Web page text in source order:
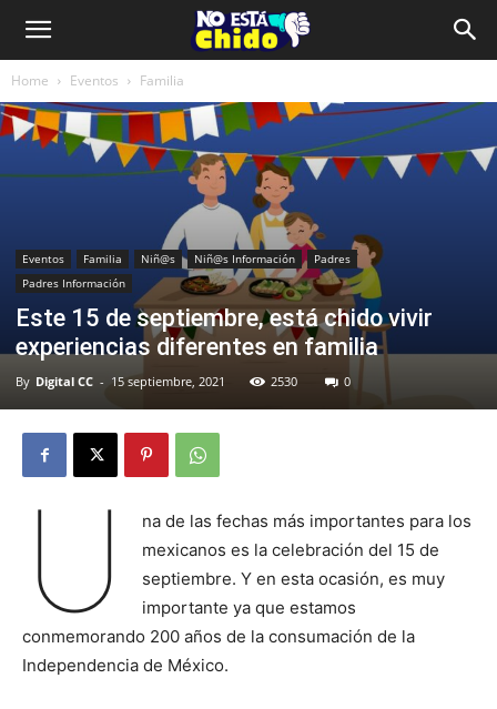
Home Eventos Familia
Eventos Familia Niñ@s Niñ@s Información
Padres
Padres Información
Este 15 de septiembre, está chido vivir
experiencias diferentes en familia
By Digital CC - 15 septiembre, 2021 2530 0
U
na de las fechas más importantes para los
mexicanos es la celebración del 15 de
septiembre. Y en esta ocasión, es muy
importante ya que estamos
conmemorando 200 años de la consumación de la
Independencia de México.